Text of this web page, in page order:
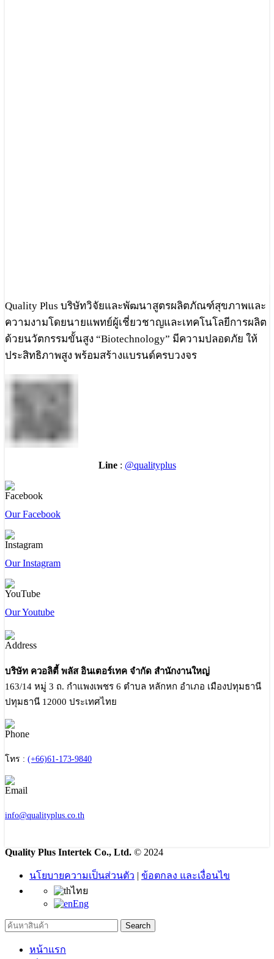
Quality Plus บริษัทวิจัยและพัฒนาสูตรผลิตภัณฑ์สุขภาพและ
ความงามโดยนายแพทย์ผู้เชี่ยวชาญและเทคโนโลยีการผลิต
ด้วยนวัตกรรมขั้นสูง “Biotechnology” มีความปลอดภัย ให้
ประสิทธิภาพสูง พร้อมสร้างแบรนด์ครบวงจร
Line: @qualityplus
Our Facebook
Our Instagram
Our Youtube
บริษัท ควอลิตี้ พลัส อินเตอร์เทค จำกัด สำนักงานใหญ่
163/14 หมู่ 3 ถ. กำแพงเพชร 6 ตำบล หลักหก อำเภอ เมืองปทุมธานี
ปทุมธานี 12000 ประเทศไทย
โทร : (+66)61-173-9840
info@qualityplus.co.th
Quality Plus Intertek Co., Ltd. © 2024
นโยบายความเป็นส่วนตัว | ข้อตกลง และเงื่อนไข
ไทย
Eng
Search
หน้าแรก